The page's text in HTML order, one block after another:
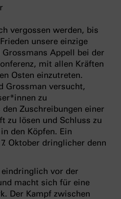
vergossen werden, bis
unsere einzige
Appell bei der
mit allen Kräften
Osten einzutreten.
Grossman versucht,
zu
Zuschreibungen einer
zu lösen und Schluss zu
den Köpfen. Ein
Oktober dringlicher denn
vor der
macht sich für eine
Der Kampf zwischen